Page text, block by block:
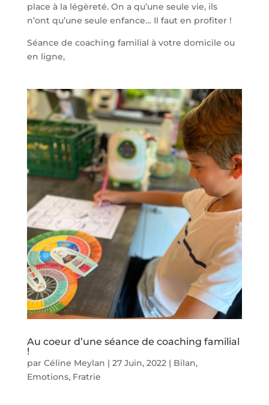
place à la légèreté. On a qu’une seule vie, ils
n’ont qu’une seule enfance… Il faut en profiter !
Séance de coaching familial à votre domicile ou
en ligne,
Au coeur d’une séance de coaching familial
!
par Céline Meylan | 27 Juin, 2022| Bilan,
Emotions, Fratrie